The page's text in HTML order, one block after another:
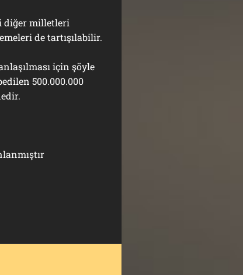
diğer milletleri
de tartışılabilir.
için şöyle
500.000.000